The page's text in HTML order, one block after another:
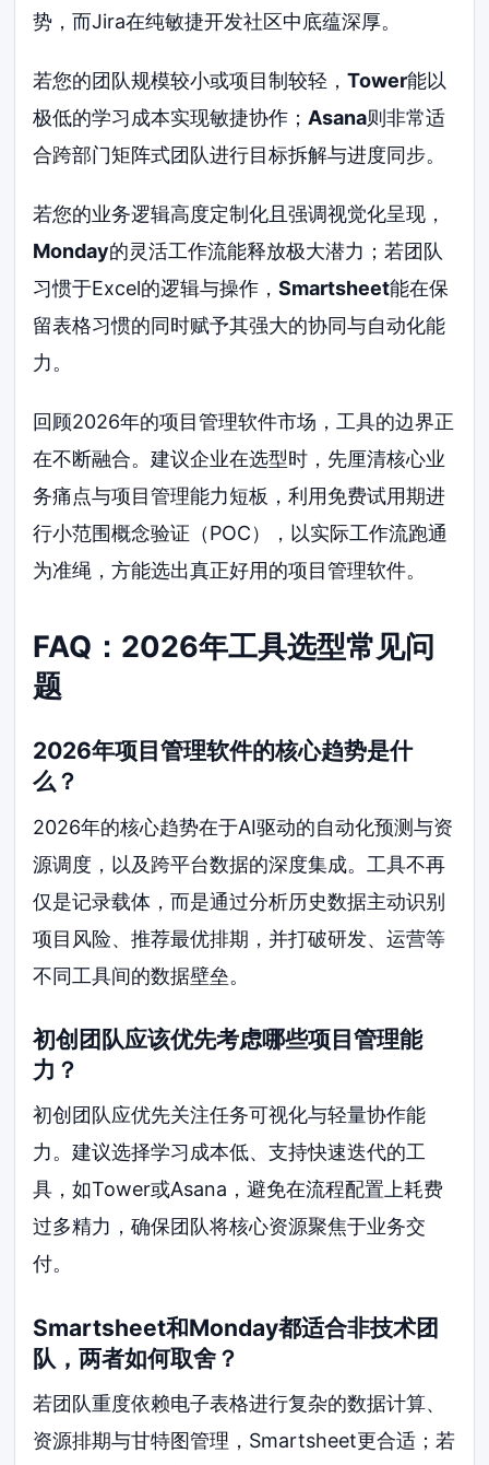
势，而Jira在纯敏捷开发社区中底蕴深厚。
若您的团队规模较小或项目制较轻，Tower能以
极低的学习成本实现敏捷协作； Asana则非常适
合跨部门矩阵式团队进行目标拆解与进度同步。
若您的业务逻辑高度定制化且强调视觉化呈现，
Monday的灵活工作流能释放极大潜力；若团队
习惯于Excel的逻辑与操作，Smartsheet能在保
留表格习惯的同时赋予其强大的协同与自动化能
力。
回顾2026年的项目管理软件市场，工具的边界正
在不断融合。建议企业在选型时，先厘清核心业
务痛点与项目管理能力短板，利用免费试用期进
行小范围概念验证（POC），以实际工作流跑通
为准绳，方能选出真正好用的项目管理软件。
FAQ：2026年工具选型常见问
题
2026年项目管理软件的核心趋势是什
么？
2026年的核心趋势在于AI驱动的自动化预测与资
源调度，以及跨平台数据的深度集成。工具不再
仅是记录载体，而是通过分析历史数据主动识别
项目风险、推荐最优排期，并打破研发、运营等
不同工具间的数据壁垒。
初创团队应该优先考虑哪些项目管理能
力？
初创团队应优先关注任务可视化与轻量协作能
力。建议选择学习成本低、支持快速迭代的工
具，如Tower或Asana，避免在流程配置上耗费
过多精力，确保团队将核心资源聚焦于业务交
付。
Smartsheet和Monday都适合非技术团
队，两者如何取舍？
若团队重度依赖电子表格进行复杂的数据计算、
资源排期与甘特图管理，Smartsheet更合适；若